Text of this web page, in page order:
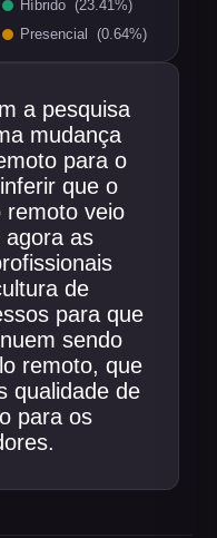
a pesquisa
mudança
para o
que o
remoto veio
agora as
de
para que
sendo
remoto, que
qualidade de
para os